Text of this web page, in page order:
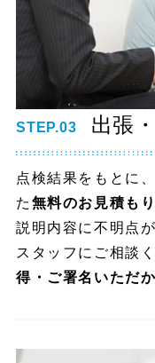
STEP.03 出張
点検結果をもとに
た 無料のお見積もり
説明内容に不明点
スタッフにご相談
得・ご署名いただ